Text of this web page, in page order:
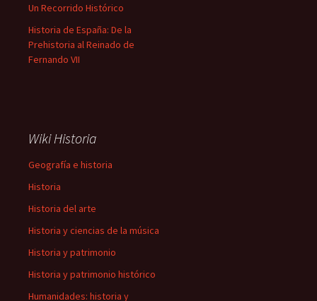
Un Recorrido Histórico
Historia de España: De la
Prehistoria al Reinado de
Fernando VII
Wiki Historia
Geografía e historia
Historia
Historia del arte
Historia y ciencias de la música
Historia y patrimonio
Historia y patrimonio histórico
Humanidades: historia y